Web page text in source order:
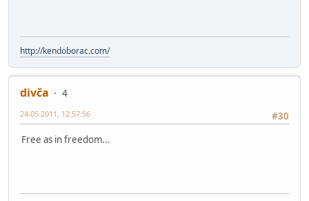
http://kendoborac.com/
divča
4
#30
24-05-2011, 12:57:56
Free as in freedom...